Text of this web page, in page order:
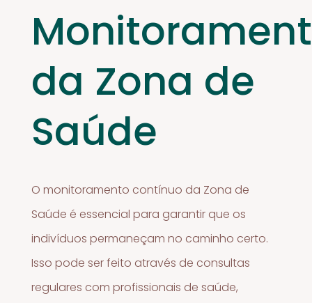
da Zona de
Saúde
O monitoramento contínuo da Zona de
Saúde é essencial para garantir que os
indivíduos permaneçam no caminho certo.
Isso pode ser feito através de consultas
regulares com profissionais de saúde,